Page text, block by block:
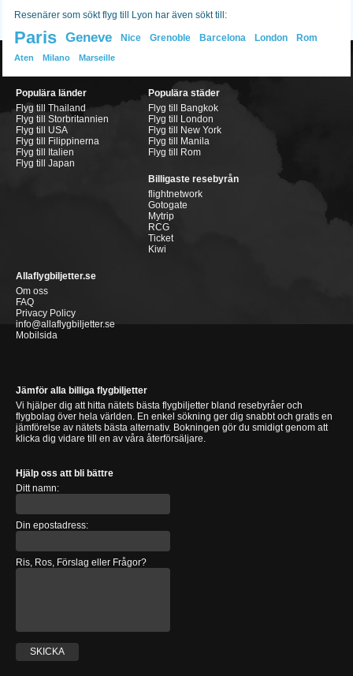
Resenärer som sökt flyg till Lyon har även sökt till:
Paris Geneve Nice Grenoble Barcelona London Rom
Aten Milano Marseille
Populära länder
Flyg till Thailand
Flyg till Storbritannien
Flyg till USA
Flyg till Filippinerna
Flyg till Italien
Flyg till Japan
Populära städer
Flyg till Bangkok
Flyg till London
Flyg till New York
Flyg till Manila
Flyg till Rom
Billigaste resebyrån
flightnetwork
Gotogate
Mytrip
RCG
Ticket
Kiwi
Allaflygbiljetter.se
Om oss
FAQ
Privacy Policy
info@allaflygbiljetter.se
Mobilsida
Jämför alla billiga flygbiljetter
Vi hjälper dig att hitta nätets bästa flygbiljetter bland resebyråer och
flygbolag över hela världen. En enkel sökning ger dig snabbt och gratis en
jämförelse av nätets bästa alternativ. Bokningen gör du smidigt genom att
klicka dig vidare till en av våra återförsäljare.
Hjälp oss att bli bättre
Ditt namn:
Din epostadress:
Ris, Ros, Förslag eller Frågor?
SKICKA